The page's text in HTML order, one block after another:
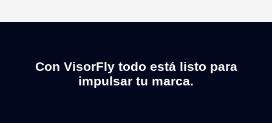
Con VisorFly todo está listo para
impulsar tu marca.